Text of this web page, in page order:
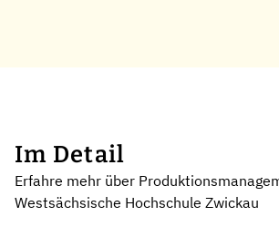
Im Detail
Erfahre mehr über
Westsächsische Hochschule Zwickau